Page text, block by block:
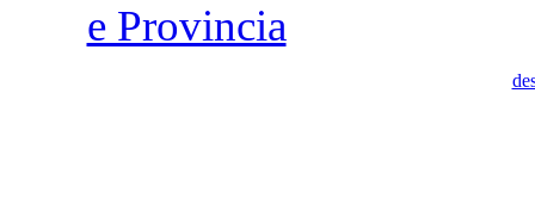
e Provincia